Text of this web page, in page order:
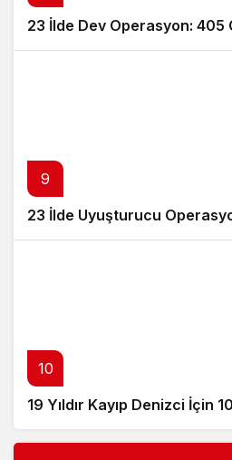
23 İlde Dev Operasyon: 405
9
23 İlde Uyuşturucu
10
19 Yıldır Kayıp Denizci İçin